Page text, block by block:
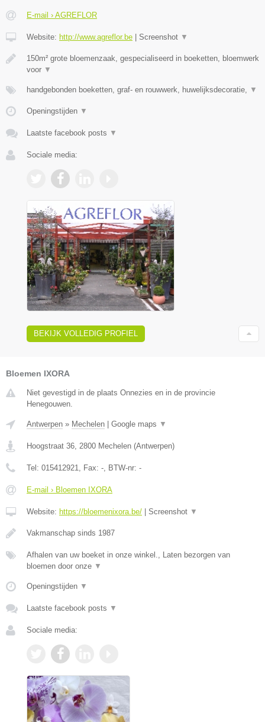
E-mail › AGREFLOR
Website: http://www.agreflor.be Screenshot ▼
150m² grote bloemenzaak, gespecialiseerd in boeketten, bloemwerk
voor ▼
handgebonden boeketten, graf- en rouwwerk, huwelijksdecoratie, ▼
Openingstijden ▼
Laatste facebook posts ▼
Sociale media:
BEKIJK VOLLEDIG PROFIEL
Bloemen IXORA
Niet gevestigd in de plaats Onnezies en in de provincie
Henegouwen.
Antwerpen » Mechelen Google maps ▼
Hoogstraat 36 2800 Mechelen (Antwerpen)
Tel: 015412921 , Fax: - , BTW-nr: -
E-mail › Bloemen IXORA
Website: https://bloemenixora.be/ Screenshot ▼
Vakmanschap sinds 1987
Afhalen van uw boeket in onze winkel., Laten bezorgen van
bloemen door onze ▼
Openingstijden ▼
Laatste facebook posts ▼
Sociale media: